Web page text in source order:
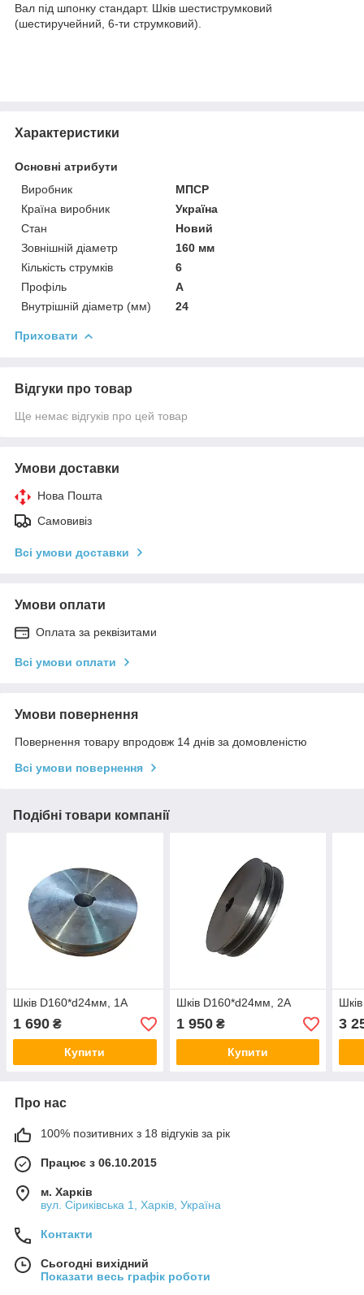
Вал під шпонку стандарт. Шків шестиструмковий
(шестиручейний, 6-ти струмковий).
Характеристики
Основні атрибути
Виробник
МПСР
Країна виробник
Україна
Стан
Новий
Зовнішній діаметр
160 мм
Кількість струмків
6
Профіль
А
Внутрішній діаметр (мм)
24
Приховати
Відгуки про товар
Ще немає відгуків про цей товар
Умови доставки
Нова Пошта
Самовивіз
Всі умови доставки
Умови оплати
Оплата за реквізитами
Всі умови оплати
Умови повернення
Повернення товару впродовж 14 днів за домовленістю
Всі умови повернення
Подібні товари компанії
Шків D160*d24мм, 1А
1 690 ₴
Купити
Шків D160*d24мм, 2А
1 950₴
Купити
3
Про нас
100% позитивних з 18 відгуків за рік
Працює з 06.10.2015
м. Харків
вул. Сіриківська 1, Харків, Україна
Контакти
Сьогодні вихідний
Показати весь графік роботи